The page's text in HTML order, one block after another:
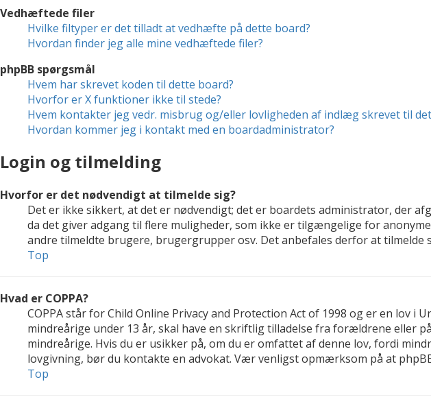
Vedhæftede filer
Hvilke filtyper er det tilladt at vedhæfte på dette board?
Hvordan finder jeg alle mine vedhæftede filer?
phpBB spørgsmål
Hvem har skrevet koden til dette board?
Hvorfor er X funktioner ikke til stede?
Hvem kontakter jeg vedr. misbrug og/eller lovligheden af indlæg skrevet til
Hvordan kommer jeg i kontakt med en boardadministrator?
Login og tilmelding
Hvorfor er det nødvendigt at tilmelde sig?
Det er ikke sikkert, at det er nødvendigt; det er boardets administrator, der
da det giver adgang til flere muligheder, som ikke er tilgængelige for
andre tilmeldte brugere, brugergrupper osv. Det anbefales derfor at tilmelde
Top
Hvad er COPPA?
COPPA står for Child Online Privacy and Protection Act of 1998 og er en lov
mindreårige under 13 år, skal have en skriftlig tilladelse fra forældrene eller
mindreårige. Hvis du er usikker på, om du er omfattet af denne lov, fordi
lovgivning, bør du kontakte en advokat. Vær venligst opmærksom på at
Top